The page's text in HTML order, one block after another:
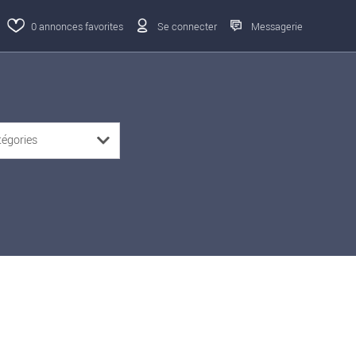
0annonces favorites Se connecter Messagerie